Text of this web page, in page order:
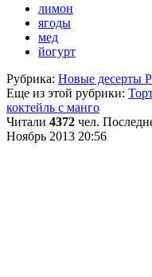
лимон
ягоды
мед
йогурт
Рубрика: Новые десерты
Еще из этой рубрики:
коктейль с манго
Читали 4372 чел.
Ноябрь 2013 20:56